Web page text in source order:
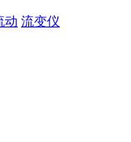
动 流变仪